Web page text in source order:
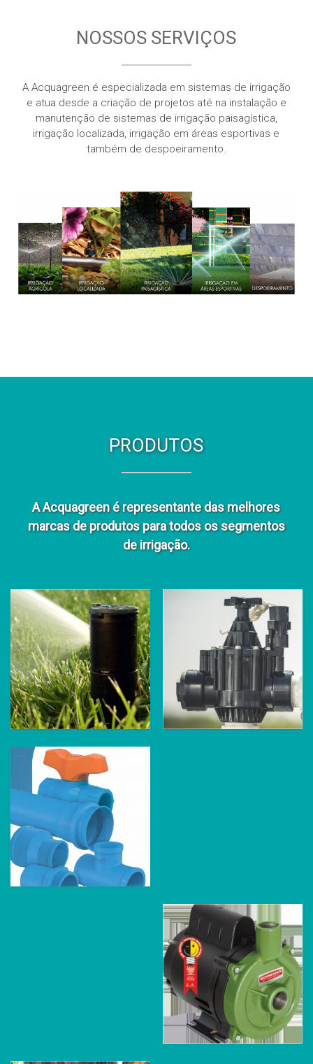
NOSSOS SERVIÇOS
A Acquagreen é especializada em sistemas de irrigação
e atua desde a criação de projetos até na instalação e
manutenção de sistemas de irrigação paisagística,
irrigação localizada, irrigação em áreas esportivas e
também de despoeiramento.
PRODUTOS
A Acquagreen é representante das melhores
marcas de produtos para todos os segmentos
de irrigação.
Aspersores